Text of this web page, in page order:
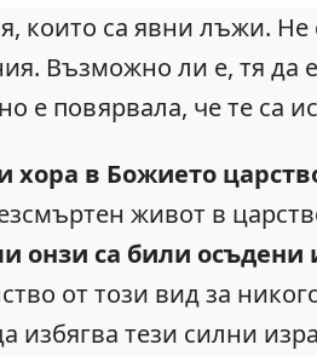
които са явни лъжи.
Възможно ли е, тя да
е повярвала, че те са
хора в Божието
живот в
онзи са били
от този вид за
избягва тези силни